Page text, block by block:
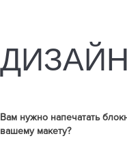
ДИЗАЙН
Вам нужно напечатать
вашему макету?